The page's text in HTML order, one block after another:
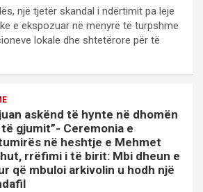
një tjetër skandal i ndërtimit pa leje
e ekspozuar në mënyrë të turpshme
lokale dhe shtetërore për të
askënd të hynte në dhomën
gjumit”- Ceremonia e
në heshtje e Mehmet
rrëfimi i të birit: Mbi dheun e
që mbuloi arkivolin u hodh një